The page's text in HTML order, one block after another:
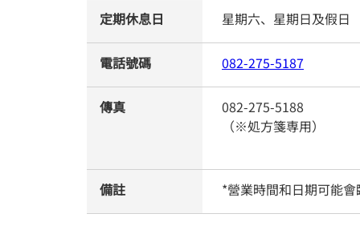
定期休息日 星期六、星期日及假日
電話號碼 082-275-5187
傳真
082-275-5188
（※処方箋専用）
備註 *營業時間和日期可能